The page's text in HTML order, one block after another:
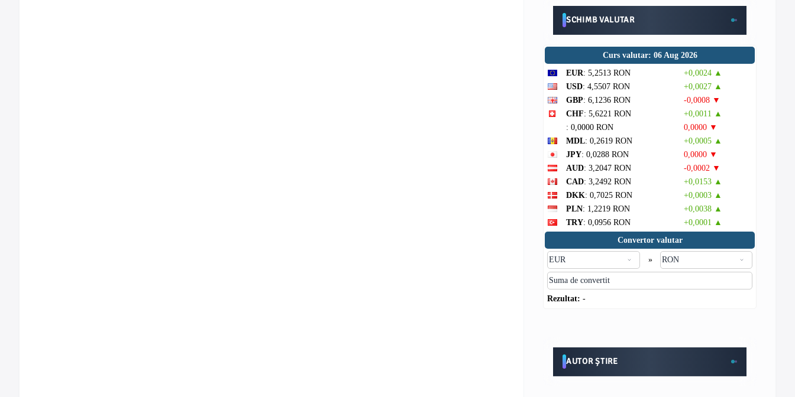
SCHIMB VALUTAR
Curs valutar: 06 Aug 2026
EUR: 5,2513 RON
+0,0024 ▲
USD: 4,5507 RON
+0,0027 ▲
GBP: 6,1236 RON
-0,0008 ▼
CHF: 5,6221 RON
+0,0011 ▲
: 0,0000 RON
0,0000 ▼
MDL: 0,2619 RON
+0,0005 ▲
JPY: 0,0288 RON
0,0000 ▼
AUD: 3,2047 RON
-0,0002 ▼
CAD: 3,2492 RON
+0,0153 ▲
DKK: 0,7025 RON
+0,0003 ▲
PLN: 1,2219 RON
+0,0038 ▲
TRY: 0,0956 RON
+0,0001 ▲
Convertor valutar
»
Rezultat: -
AUTOR ȘTIRE